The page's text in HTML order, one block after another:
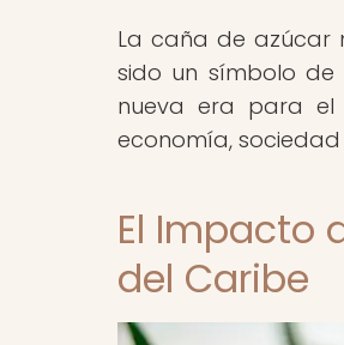
La caña de azúcar
sido un símbolo
nueva era para el
economía,
El Impacto
del Caribe